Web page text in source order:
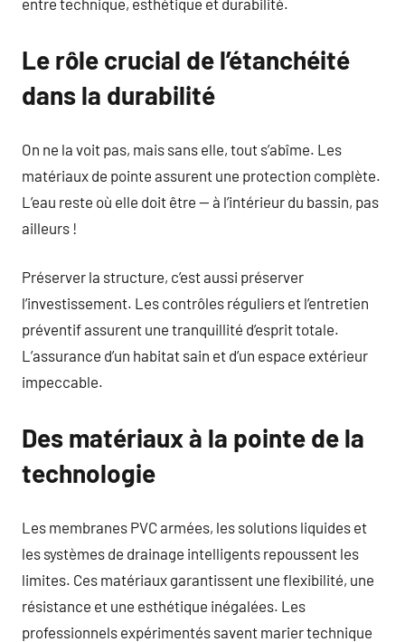
entre technique, esthétique et durabilité.
Le rôle crucial de l’étanchéité
dans la durabilité
On ne la voit pas, mais sans elle, tout s’abîme. Les
matériaux de pointe assurent une protection complète.
L’eau reste où elle doit être — à l’intérieur du bassin, pas
ailleurs !
Préserver la structure, c’est aussi préserver
l’investissement. Les contrôles réguliers et l’entretien
préventif assurent une tranquillité d’esprit totale.
L’assurance d’un habitat sain et d’un espace extérieur
impeccable.
Des matériaux à la pointe de la
technologie
Les membranes PVC armées, les solutions liquides et
les systèmes de drainage intelligents repoussent les
limites. Ces matériaux garantissent une flexibilité, une
résistance et une esthétique inégalées. Les
professionnels expérimentés savent marier technique